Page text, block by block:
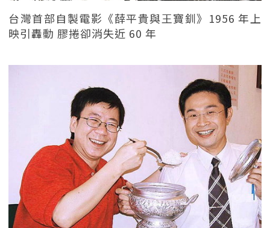
台灣首部自製電影《薛平貴與王寶釧》1956 年上
映引轟動 膠捲卻消失近 60 年